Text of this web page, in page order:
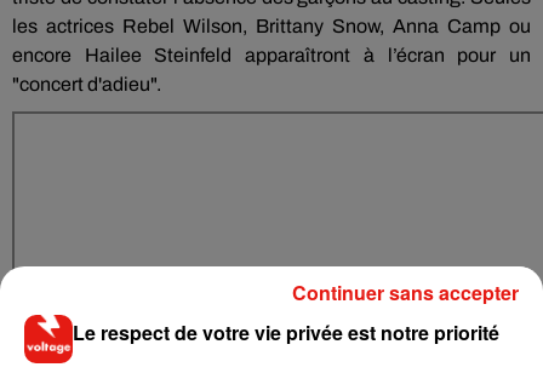
les actrices Rebel Wilson, Brittany Snow, Anna Camp ou
encore
Hailee Steinfeld
apparaîtront à l’écran pour un
"concert d'adieu".
Le respect de votre vie privée est notre priorité
Continuer sans accepter